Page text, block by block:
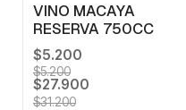
VINO MACAYA
RESERVA 750CC
$5.200
$5.200
$27.900
$31.200